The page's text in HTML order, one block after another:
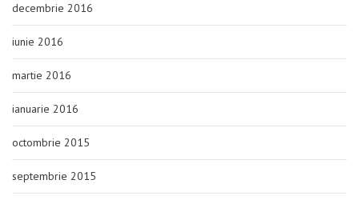
decembrie 2016
iunie 2016
martie 2016
ianuarie 2016
octombrie 2015
septembrie 2015